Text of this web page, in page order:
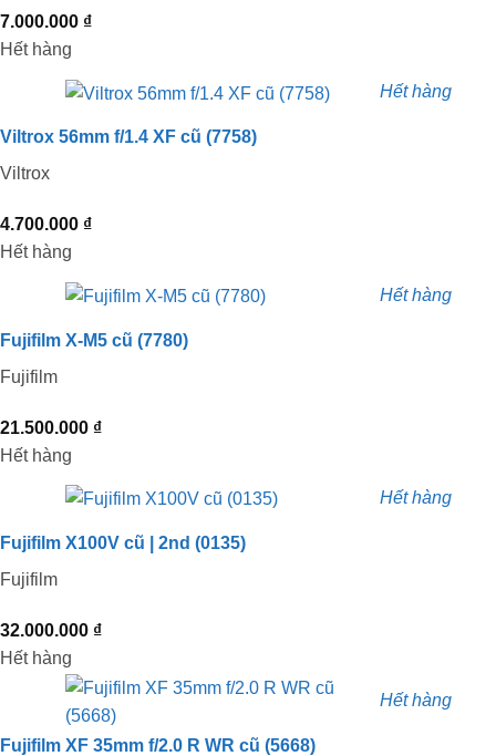
7.000.000 ₫
Hết hàng
Hết hàng
Viltrox 56mm f/1.4 XF cũ (7758)
Viltrox
4.700.000 ₫
Hết hàng
Hết hàng
Fujifilm X-M5 cũ (7780)
Fujifilm
21.500.000 ₫
Hết hàng
Hết hàng
Fujifilm X100V cũ | 2nd (0135)
Fujifilm
32.000.000 ₫
Hết hàng
Hết hàng
Fujifilm XF 35mm f/2.0 R WR cũ (5668)